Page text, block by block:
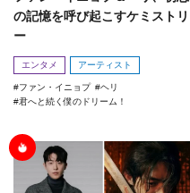
の記憶を呼び起こすケミストリ
ー
エンタメ アーティスト
ファン・イニョプ
ヘリ
君へと続く僕のドリーム！